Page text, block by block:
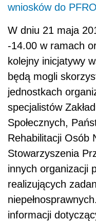
wniosków do
W dniu 21 maja
-14.00 w ramach
kolejny inicjatywy
będą mogli
jednostkach
specjalistów
Społecznych,
Rehabilitacji Osób
Stowarzyszenia
innych organizacji
realizujących
informacji